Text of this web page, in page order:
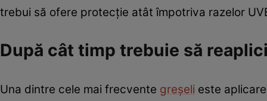
trebui să ofere protecție atât împotriva razelor
După cât timp trebuie să
Una dintre cele mai frecvente greșeli este